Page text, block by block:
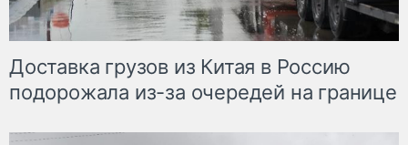
Доставка грузов из Китая в Россию
подорожала из-за очередей на границе